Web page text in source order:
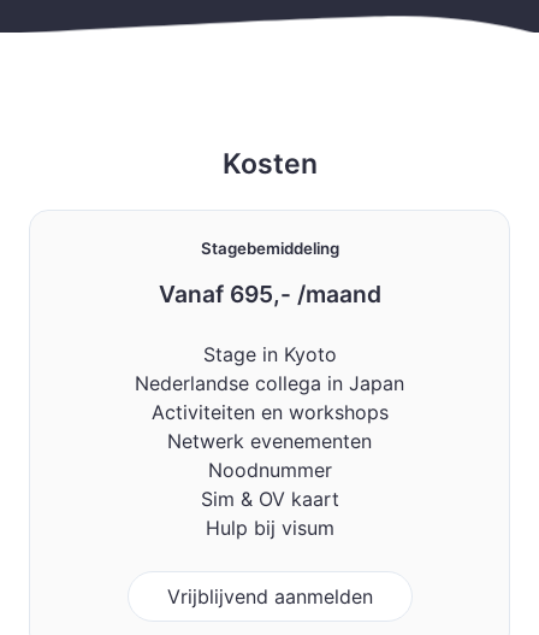
Kosten
Stagebemiddeling
Vanaf 695,- /maand
Stage in Kyoto
Nederlandse collega in Japan
Activiteiten en workshops
Netwerk evenementen
Noodnummer
Sim & OV kaart
Hulp bij visum
Vrijblijvend aanmelden